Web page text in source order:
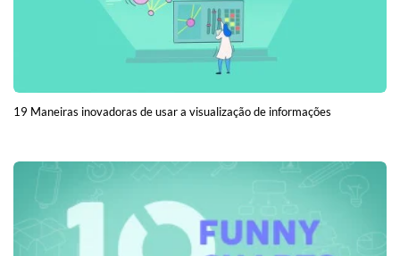
19 Maneiras inovadoras de usar a visualização de informações